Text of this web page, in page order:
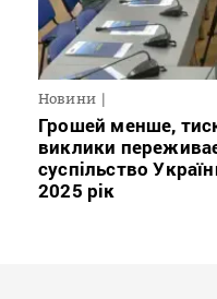
Новини
Грошей менше,
виклики
суспільство
2025 рік